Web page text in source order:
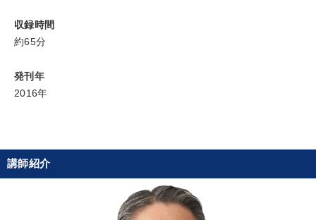
異発想
インバウンド
理念・パーパス
収録時間
約65分
発刊年
2016年
講師紹介